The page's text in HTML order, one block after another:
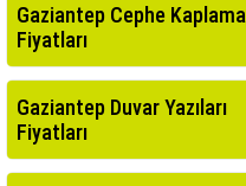
Gaziantep Cephe Kaplama
Fiyatları
Gaziantep Duvar Yazıları
Fiyatları